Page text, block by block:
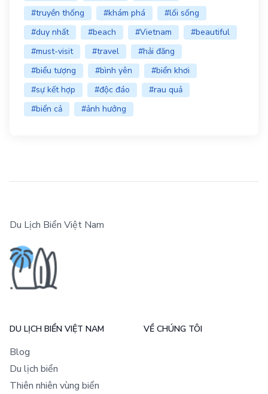
#truyền thống
#khám phá
#lối sống
#duy nhất
#beach #Vietnam
#beautiful
#must-visit
#travel
#hải đăng
#biểu tượng
#bình yên
#biển khơi
#sự kết hợp
#độc đáo
#rau quả
#biển cả
#ảnh hưởng
Du Lịch Biển Việt Nam
DU LỊCH BIỂN VIỆT NAM
Blog
Du lịch biển
Thiên nhiên vùng biển
VỀ CHÚNG TÔI